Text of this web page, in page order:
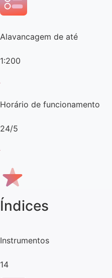
Alavancagem de até
1:200
Horário de funcionamento
24/5
Índices
Instrumentos
14